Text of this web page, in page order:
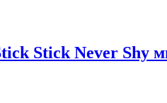
Stick Never Shy